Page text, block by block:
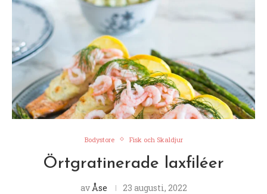
Bodystore Fisk och Skaldjur
Örtgratinerade laxfiléer
av Åse 23 augusti, 2022